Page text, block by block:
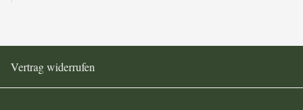
Vertrag widerrufen